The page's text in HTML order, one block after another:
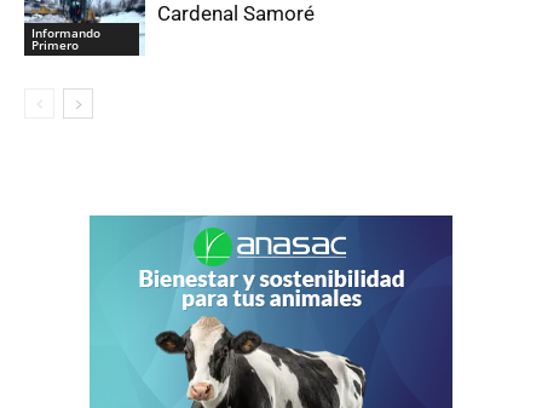
Informando
Primero
Cardenal Samoré